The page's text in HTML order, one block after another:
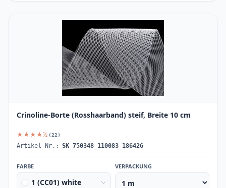
Crinoline-Borte (Rosshaarband) steif, Breite 10 cm
★★★★½ (22)
Artikel-Nr.: SK_750348_110083_186426
FARBE
1 (CC01) white
VERPACKUNG